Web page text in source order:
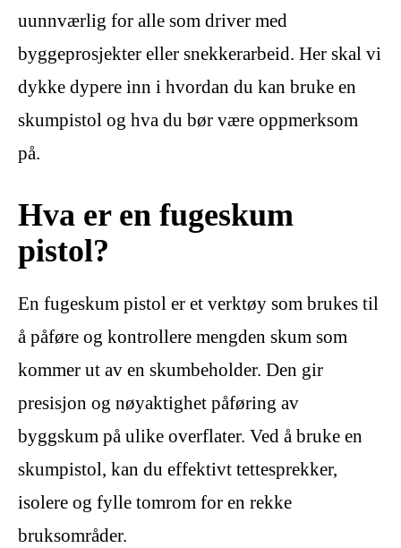
uunnværlig for alle som driver med
byggeprosjekter eller snekkerarbeid. Her skal vi
dykke dypere inn i hvordan du kan bruke en
skumpistol og hva du bør være oppmerksom
på.
Hva er en fugeskum
pistol?
En fugeskum pistol er et verktøy som brukes til
å påføre og kontrollere mengden skum som
kommer ut av en skumbeholder. Den gir
presisjon og nøyaktighet påføring av
byggskum på ulike overflater. Ved å bruke en
skumpistol, kan du effektivt tettesprekker,
isolere og fylle tomrom for en rekke
bruksområder.